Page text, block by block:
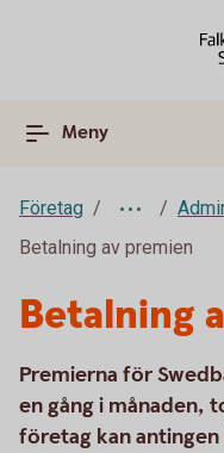
Meny
Företag
Betalning av premien
Betalning
Premierna för
en gång i månaden,
företag kan